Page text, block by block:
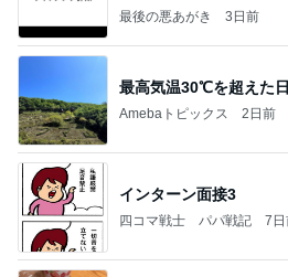
最後の悪あがき 3日前
最高気温30℃を超えた
Amebaトピックス 2日前
インターン面接3
四コマ戦士 パパ戦記 7日